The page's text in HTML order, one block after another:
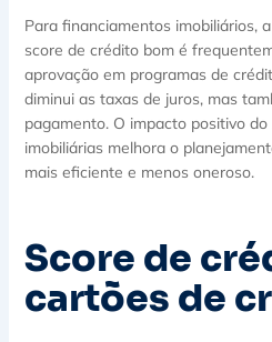
Para financiamentos imobiliários,
score de crédito bom é
aprovação em programas de
diminui as taxas de juros, mas
pagamento. O impacto positivo
imobiliárias melhora o
mais eficiente e menos oneroso.
Score de
cartões de